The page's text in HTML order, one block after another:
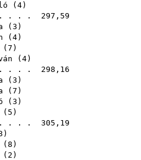
( 4)
. . 297,59
( 3 )
( 4)
( 7 )
( 4)
. . 298,16
( 3 )
( 7 )
( 3 )
( 5 )
. . 305,19
)
( 8 )
( 2 )